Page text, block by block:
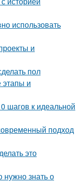
использовать
и
пол
этапы и
шагов к идеальной
подход
это
нужно знать о